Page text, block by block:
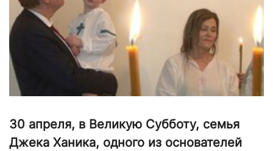
30 апреля, в Великую Субботу, семья
Джека Ханика, одного из основателей